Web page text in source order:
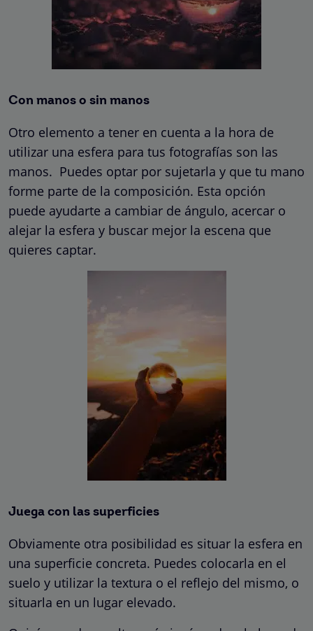
Con manos o sin manos
Otro elemento a tener en cuenta a la hora de
utilizar una esfera para tus fotografías son las
manos. Puedes optar por sujetarla y que tu mano
forme parte de la composición. Esta opción
puede ayudarte a cambiar de ángulo, acercar o
alejar la esfera y buscar mejor la escena que
quieres captar.
Juega con las superficies
Obviamente otra posibilidad es situar la esfera en
una superficie concreta. Puedes colocarla en el
suelo y utilizar la textura o el reflejo del mismo, o
situarla en un lugar elevado.